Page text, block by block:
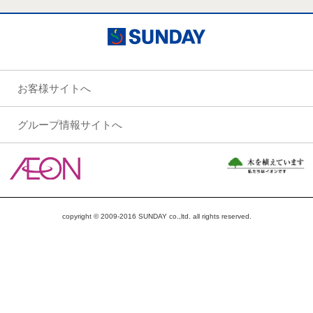
お客様サイトへ
グループ情報サイトへ
copyright © 2009-2016 SUNDAY co.,ltd. all rights reserved.